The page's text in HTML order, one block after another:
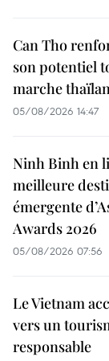
Can Tho
son potentiel
marche
05/08/2026 14:47
Ninh Binh en
meilleure
émergente
Awards 2026
05/08/2026 07:56
Le Vietnam
vers un
responsable